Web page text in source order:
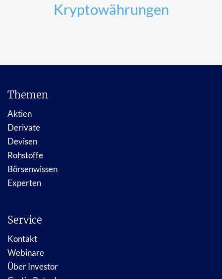
Kryptowährungen
Themen
Aktien
Derivate
Devisen
Rohstoffe
Börsenwissen
Experten
Service
Kontakt
Webinare
Über Investor